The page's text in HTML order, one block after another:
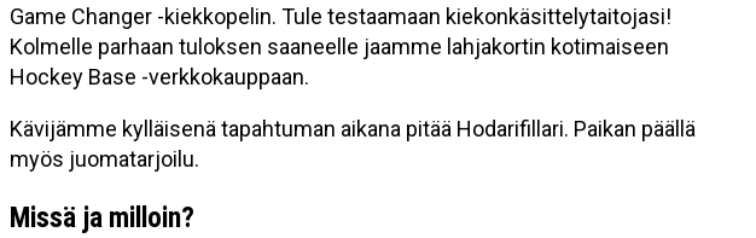
Game Changer -kiekkopelin. Tule testaamaan kiekonkäsittelytaitojasi!
Kolmelle parhaan tuloksen saaneelle jaamme lahjakortin kotimaiseen
Hockey Base -verkkokauppaan.
Kävijämme kylläisenä tapahtuman aikana pitää Hodarifillari. Paikan päällä
myös juomatarjoilu.
Missä ja milloin?